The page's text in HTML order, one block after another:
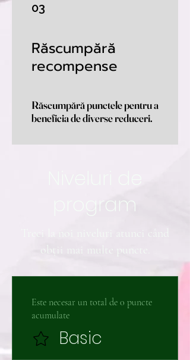
03
Răscumpără
recompense
Răscumpără punctele pentru a
beneficia de diverse reduceri.
Niveluri de
program
Treci la noi niveluri atunci când
obții mai multe puncte.
Basic
Este necesar un total de 0 puncte
acumulate